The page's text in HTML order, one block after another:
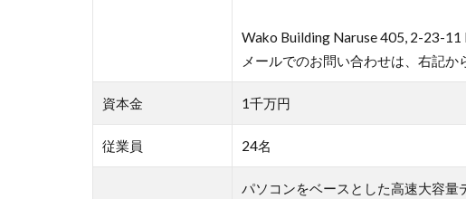
Wako Building Naruse 405, 2-23-11
メールでのお問い合わせは、右記か
資本金 1千万円
従業員 24名
パソコンをベースとした高速大容